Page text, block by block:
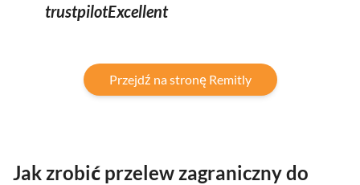
trustpilotExcellent
Przejdź na stronę Remitly
Jak zrobić przelew zagraniczny do